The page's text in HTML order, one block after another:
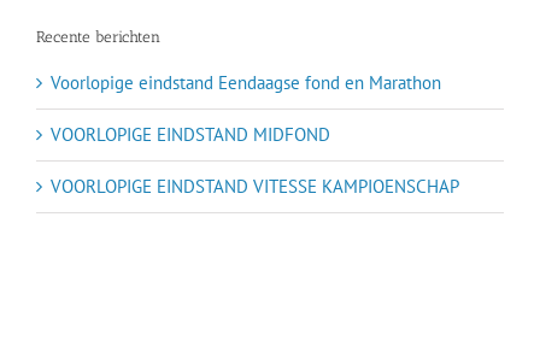
Recente berichten
Voorlopige eindstand Eendaagse fond en Marathon
VOORLOPIGE EINDSTAND MIDFOND
VOORLOPIGE EINDSTAND VITESSE KAMPIOENSCHAP